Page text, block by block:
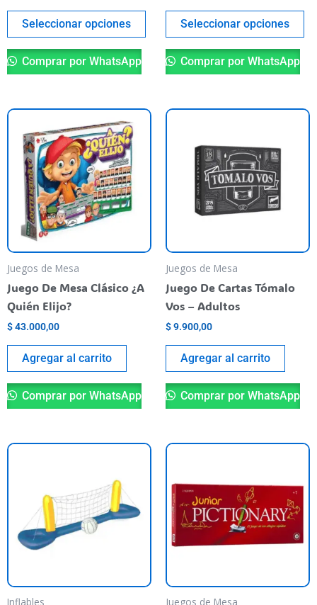
Seleccionar opciones
producto
Comprar por WhatsApp
Seleccionar opciones
Comprar por WhatsApp
Juegos de Mesa
Juego De Mesa Clásico ¿A
Quién Elijo?
$43.000,00
Agregar al carrito
Comprar por WhatsApp
Juegos de Mesa
Juego De Cartas Tómalo
Vos – Adultos
$9.900,00
Agregar al carrito
Comprar por WhatsApp
Inflables Juegos de Mesa